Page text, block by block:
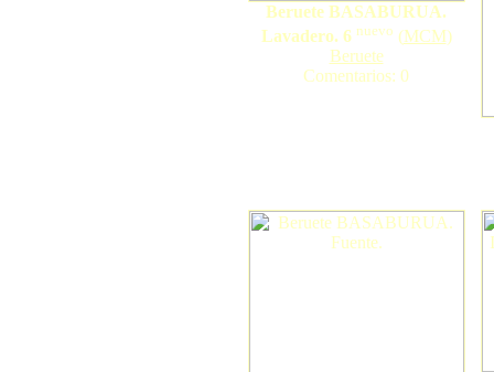
Beruete BASABURUA.
Lavadero. 6 nuevo (MCM)
Beruete
Comentarios: 0